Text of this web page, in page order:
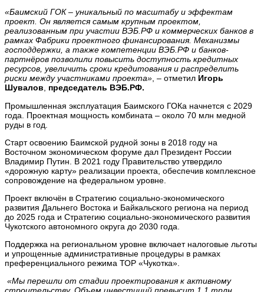
«Баимский ГОК – уникальный по масштабу и эффектам
проект. Он является самым крупным проектом,
реализованным при участии ВЭБ.РФ и коммерческих банков в
рамках Фабрики проектного финансирования. Механизмы
господдержки, а также компетенции ВЭБ.РФ и банков-
партнёров позволили повысить доступность кредитных
ресурсов, увеличить сроки кредитования и распределить
риски между участниками проекта», – отметил Игорь
Шувалов, председатель ВЭБ.РФ.
Промышленная эксплуатация Баимского ГОКа начнется с 2029
года. Проектная мощность комбината – около 70 млн медной
руды в год.
Старт освоению Баимской рудной зоны в 2018 году на
Восточном экономическом форуме дал Президент России
Владимир Путин. В 2021 году Правительство утвердило
«дорожную карту» реализации проекта, обеспечив комплексное
сопровождение на федеральном уровне.
Проект включён в Стратегию социально-экономического
развития Дальнего Востока и Байкальского региона на период
до 2025 года и Стратегию социально-экономического развития
Чукотского автономного округа до 2030 года.
Поддержка на региональном уровне включает налоговые льготы
и упрощенные административные процедуры в рамках
преференциального режима ТОР «Чукотка».
«Мы перешли от стадии проектирования к активному